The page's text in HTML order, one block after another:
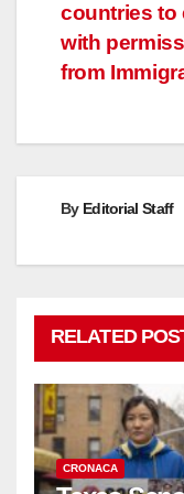
countries to
with
from
By Editorial Staff
RELATED
CRONACA